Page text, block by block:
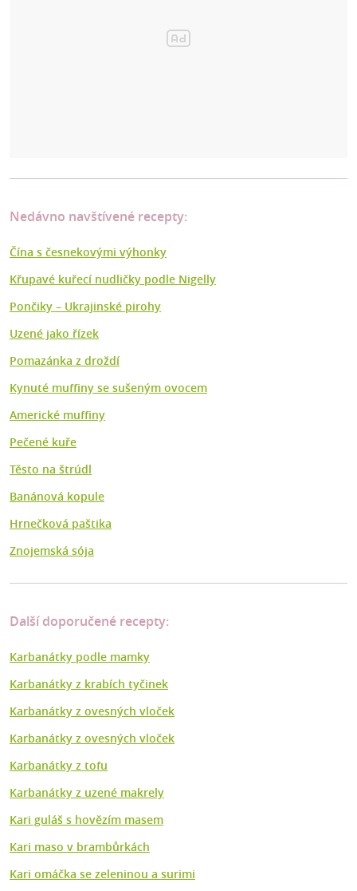
Nedávno navštívené recepty:
Čína s česnekovými výhonky
Křupavé kuřecí nudličky podle Nigelly
Pončiky – Ukrajinské pirohy
Uzené jako řízek
Pomazánka z droždí
Kynuté muffiny se sušeným ovocem
Americké muffiny
Pečené kuře
Těsto na štrúdl
Banánová kopule
Hrnečková paštika
Znojemská sója
Další doporučené recepty:
Karbanátky podle mamky
Karbanátky z krabích tyčinek
Karbanátky z ovesných vloček
Karbanátky z ovesných vloček
Karbanátky z tofu
Karbanátky z uzené makrely
Kari guláš s hovězím masem
Kari maso v brambůrkách
Kari omáčka se zeleninou a surimi